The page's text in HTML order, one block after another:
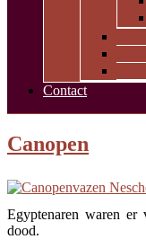
Contact
Canopen
Egyptenaren waren
dood.